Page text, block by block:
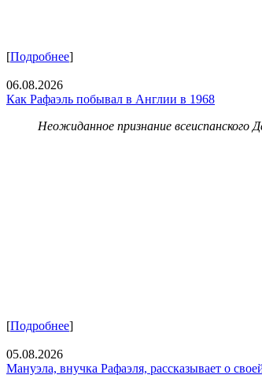
[Подробнее]
06.08.2026
Как Рафаэль побывал в Англии в 1968
Неожиданное признание всеиспанского
[Подробнее]
05.08.2026
Мануэла, внучка Рафаэля, рассказывает о